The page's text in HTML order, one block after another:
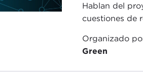
Hablan del
cuestiones de
Organizado
Green